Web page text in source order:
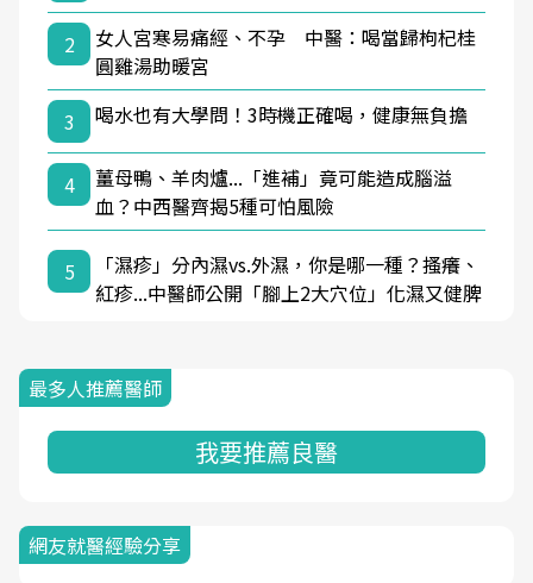
2
女人宮寒易痛經、不孕 中醫：喝當歸枸杞桂
圓雞湯助暖宮
3
喝水也有大學問！3時機正確喝，健康無負擔
4
薑母鴨、羊肉爐...「進補」竟可能造成腦溢
血？中西醫齊揭5種可怕風險
5
「濕疹」分內濕vs.外濕，你是哪一種？搔癢、
紅疹...中醫師公開「腳上2大穴位」化濕又健脾
最多人推薦醫師
我要推薦良醫
網友就醫經驗分享